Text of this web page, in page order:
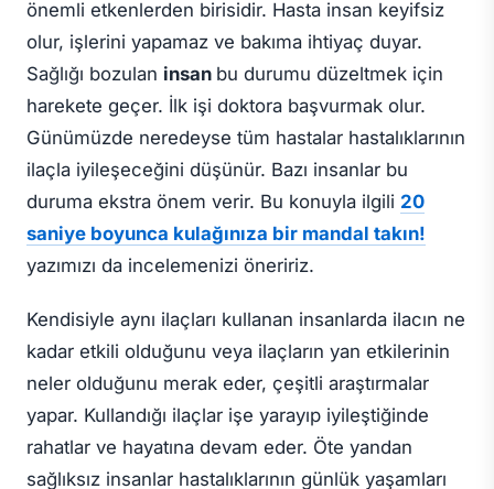
önemli etkenlerden birisidir. Hasta insan keyifsiz
olur, işlerini yapamaz ve bakıma ihtiyaç duyar.
Sağlığı bozulan insan bu durumu düzeltmek için
harekete geçer. İlk işi doktora başvurmak olur.
Günümüzde neredeyse tüm hastalar hastalıklarının
ilaçla iyileşeceğini düşünür. Bazı insanlar bu
duruma ekstra önem verir. Bu konuyla ilgili 20
saniye boyunca kulağınıza bir mandal takın!
yazımızı da incelemenizi öneririz.
Kendisiyle aynı ilaçları kullanan insanlarda ilacın ne
kadar etkili olduğunu veya ilaçların yan etkilerinin
neler olduğunu merak eder, çeşitli araştırmalar
yapar. Kullandığı ilaçlar işe yarayıp iyileştiğinde
rahatlar ve hayatına devam eder. Öte yandan
sağlıksız insanlar hastalıklarının günlük yaşamları